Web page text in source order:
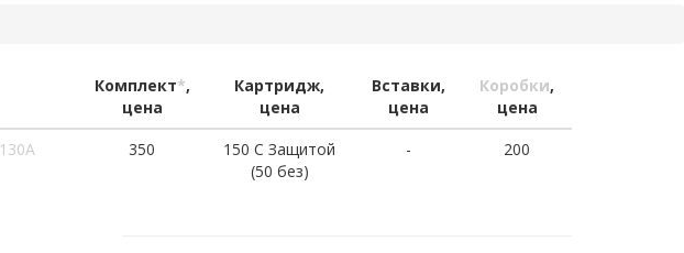
Комплект*,
цена
Картридж,
цена
Вставки,
цена
Коробки,
цена
350
150 С Защитой
(50 без)
- 200